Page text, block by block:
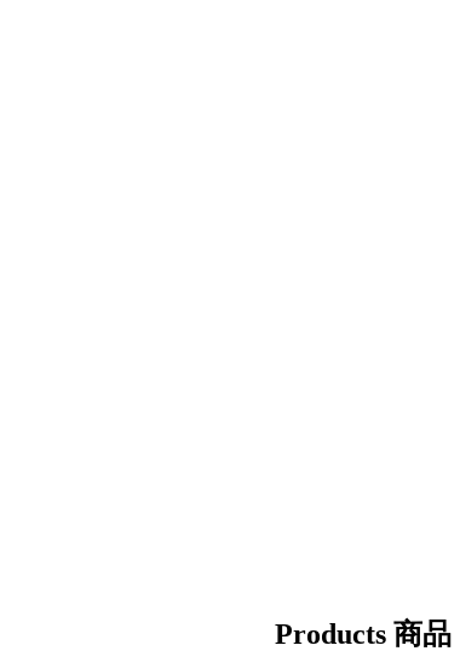
Products 商品